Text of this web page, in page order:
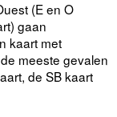
(E en O
gaan
kaart met
meeste gevalen
de SB kaart